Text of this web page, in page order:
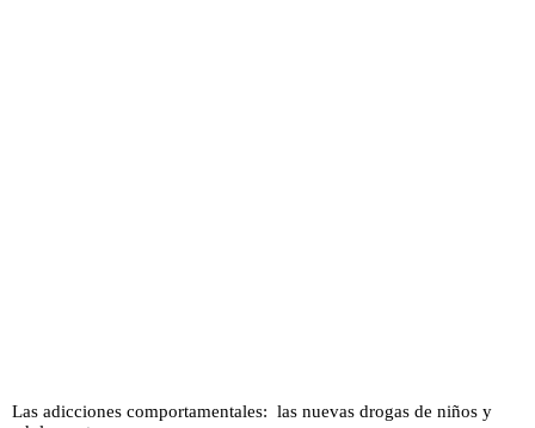
Las adicciones comportamentales: las nuevas drogas de niños y